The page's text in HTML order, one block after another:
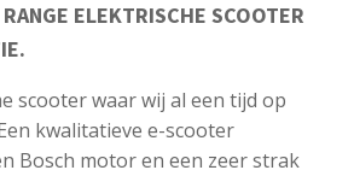
ELEKTRISCHE SCOOTER
scooter waar wij al een tijd op
kwalitatieve e-scooter
Bosch motor en een zeer strak